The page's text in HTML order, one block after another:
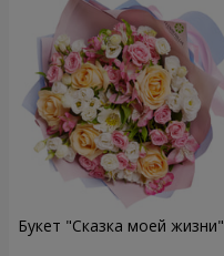
Букет "Сказка моей жизни"